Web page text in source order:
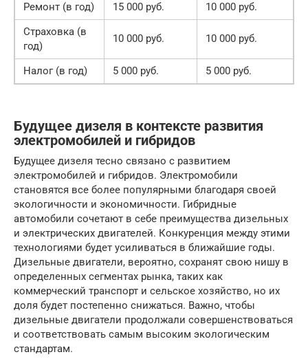
Ремонт (в год) 15 000 руб.
10 000 руб.
Страховка (в
год)
10 000 руб. 10 000 руб.
Налог (в год) 5 000 руб. 5 000 руб.
Будущее дизеля в контексте развития
электромобилей и гибридов
Будущее дизеля тесно связано с развитием
электромобилей и гибридов. Электромобили
становятся все более популярными благодаря своей
экологичности и экономичности. Гибридные
автомобили сочетают в себе преимущества дизельных
и электрических двигателей. Конкуренция между этими
технологиями будет усиливаться в ближайшие годы.
Дизельные двигатели, вероятно, сохранят свою нишу в
определенных сегментах рынка, таких как
коммерческий транспорт и сельское хозяйство, но их
доля будет постепенно снижаться. Важно, чтобы
дизельные двигатели продолжали совершенствоваться
и соответствовать самым высоким экологическим
стандартам.